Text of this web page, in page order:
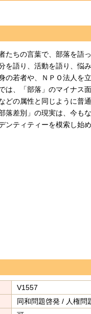
ちの言葉で、部落を語
語り、活動を語り、悩
の若者や、ＮＰＯ法人を
は、「部落」のマイナス
どの属性と同じように普
落差別」の現実は、今も
ティティーを模索し始
V1557
同和問題啓発 / 人権問